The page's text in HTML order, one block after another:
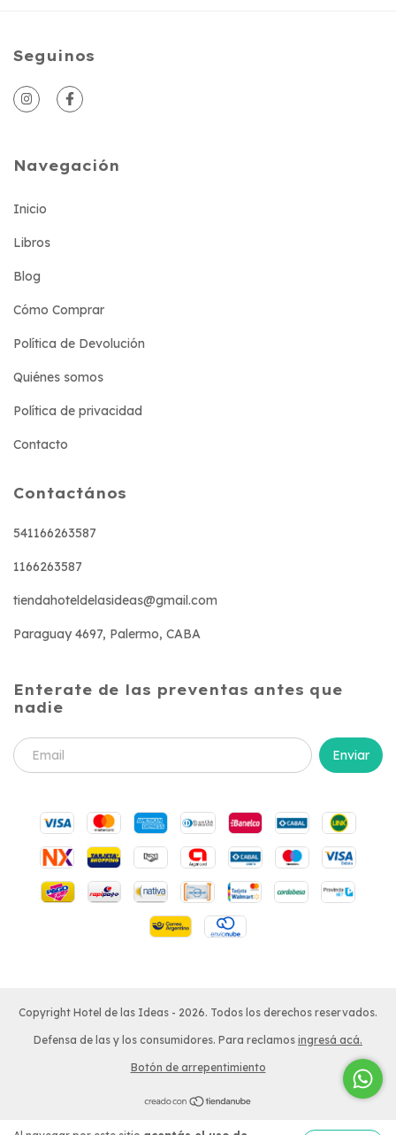
Seguinos
Navegación
Inicio
Libros
Blog
Cómo Comprar
Política de Devolución
Quiénes somos
Política de privacidad
Contacto
Contactános
541166263587
1166263587
tiendahoteldelasideas@gmail.com
Paraguay 4697, Palermo, CABA
Enterate de las preventas antes que
nadie
Copyright Hotel de las Ideas - 2026. Todos los derechos reservados.
Defensa de las y los consumidores. Para reclamos ingresá acá.
Botón de arrepentimiento